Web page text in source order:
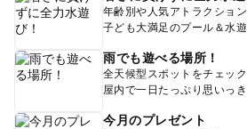
年齢別や人気アトラクショ
子ども大満足のプール＆水
雨でも遊べる場所！
全天候型スポットをチェック
屋内で一日たっぷり思いっ
今月のプレゼント